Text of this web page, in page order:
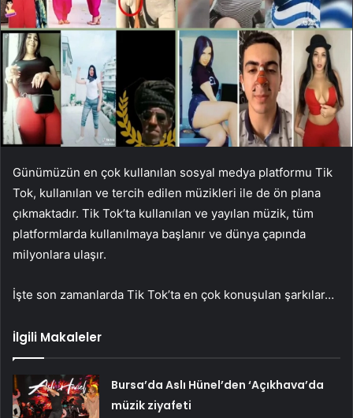
Günümüzün en çok kullanılan sosyal medya platformu Tik
Tok, kullanılan ve tercih edilen müzikleri ile de ön plana
çıkmaktadır. Tik Tok’ta kullanılan ve yayılan müzik, tüm
platformlarda kullanılmaya başlanır ve dünya çapında
milyonlara ulaşır.
İşte son zamanlarda Tik Tok’ta en çok konuşulan şarkılar…
İlgili Makaleler
Bursa’da Aslı Hünel’den ‘Açıkhava’da
müzik ziyafeti